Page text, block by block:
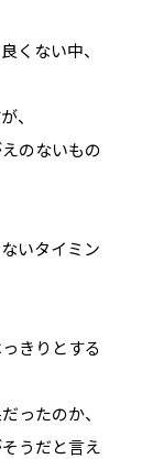
くない中、
、
のないもの
いタイミン
きりとする
ったのか、
うだと言え